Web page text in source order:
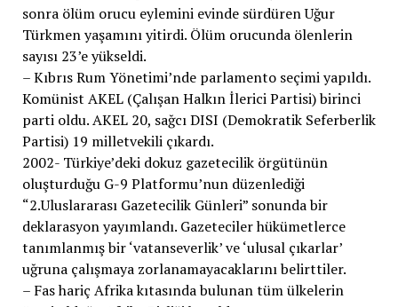
sonra ölüm orucu eylemini evinde sürdüren Uğur
Türkmen yaşamını yitirdi. Ölüm orucunda ölenlerin
sayısı 23’e yükseldi.
– Kıbrıs Rum Yönetimi’nde parlamento seçimi yapıldı.
Komünist AKEL (Çalışan Halkın İlerici Partisi) birinci
parti oldu. AKEL 20, sağcı DISI (Demokratik Seferberlik
Partisi) 19 milletvekili çıkardı.
2002- Türkiye’deki dokuz gazetecilik örgütünün
oluşturduğu G-9 Platformu’nun düzenlediği
“2.Uluslararası Gazetecilik Günleri” sonunda bir
deklarasyon yayımlandı. Gazeteciler hükümetlerce
tanımlanmış bir ‘vatanseverlik’ ve ‘ulusal çıkarlar’
uğruna çalışmaya zorlanamayacaklarını belirttiler.
– Fas hariç Afrika kıtasında bulunan tüm ülkelerin